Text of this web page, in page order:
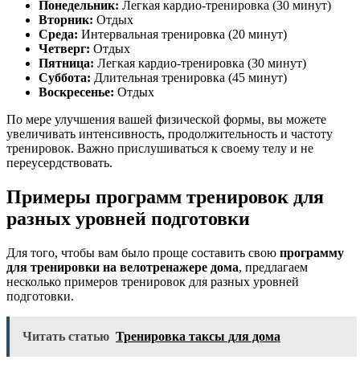
Понедельник: Легкая кардио-тренировка (30 минут)
Вторник: Отдых
Среда: Интервальная тренировка (20 минут)
Четверг: Отдых
Пятница: Легкая кардио-тренировка (30 минут)
Суббота: Длительная тренировка (45 минут)
Воскресенье: Отдых
По мере улучшения вашей физической формы, вы можете
увеличивать интенсивность, продолжительность и частоту
тренировок. Важно прислушиваться к своему телу и не
переусердствовать.
Примеры программ тренировок для
разных уровней подготовки
Для того, чтобы вам было проще составить свою программу
для тренировки на велотренажере дома, предлагаем
несколько примеров тренировок для разных уровней
подготовки.
Читать статью Тренировка таксы для дома